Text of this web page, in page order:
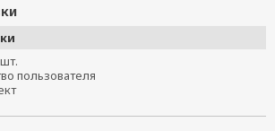
шт.
пользователя